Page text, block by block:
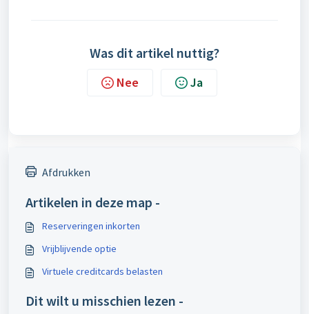
Was dit artikel nuttig?
Nee Ja
Afdrukken
Artikelen in deze map -
Reserveringen inkorten
Vrijblijvende optie
Virtuele creditcards belasten
Dit wilt u misschien lezen -